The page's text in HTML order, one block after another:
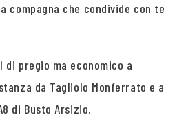
compagna che condivide con te
di pregio ma economico a
da Tagliolo Monferrato e a
di Busto Arsizio.